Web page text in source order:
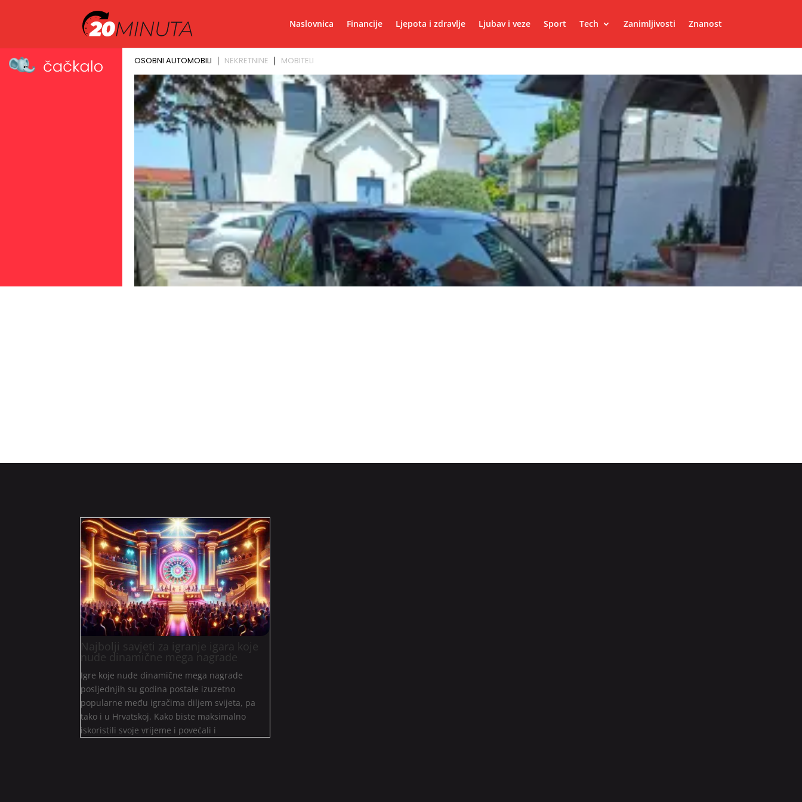
Naslovnica Financije Ljepota i zdravlje Ljubav i veze Sport Tech Zanimljivosti Znanost
Najbolji savjeti za igranje igara koje
nude dinamične mega nagrade
Igre koje nude dinamične mega nagrade
posljednjih su godina postale izuzetno
popularne među igračima diljem svijeta, pa
tako i u Hrvatskoj. Kako biste maksimalno
iskoristili svoje vrijeme i povećali i